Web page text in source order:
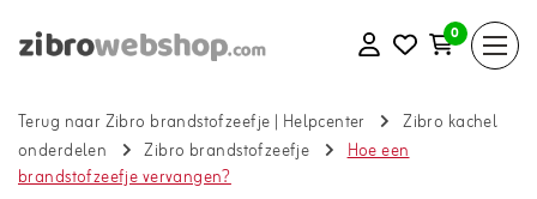
0
Terug naar Zibro brandstofzeefje | Helpcenter
Zibro kachel
onderdelen
Zibro brandstofzeefje
Hoe een
brandstofzeefje vervangen?